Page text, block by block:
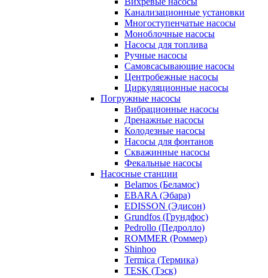
Канализационные установки
Многоступенчатые насосы
Моноблочные насосы
Насосы для топлива
Ручные насосы
Самовсасывающие насосы
Центробежные насосы
Циркуляционные насосы
Погружные насосы
Вибрационные насосы
Дренажные насосы
Колодезные насосы
Насосы для фонтанов
Скважинные насосы
Фекальные насосы
Насосные станции
Belamos (Беламос)
EBARA (Эбара)
EDISSON (Эдисон)
Grundfos (Грундфос)
Pedrollo (Педролло)
ROMMER (Роммер)
Shinhoo
Termica (Термика)
TESK (Тэск)